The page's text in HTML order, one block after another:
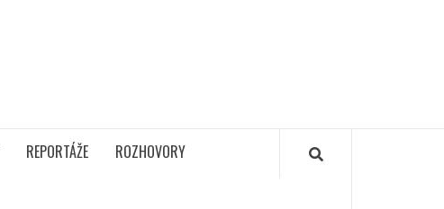
REPORTÁŽE ROZHOVORY